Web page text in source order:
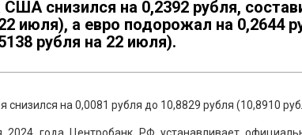
снизился на 0,2392 рубля,
июля), а евро подорожал на 0,2644
рубля на 22 июля).
снизился на 0,0081 рубля до 10,8829 рубля (10,8910